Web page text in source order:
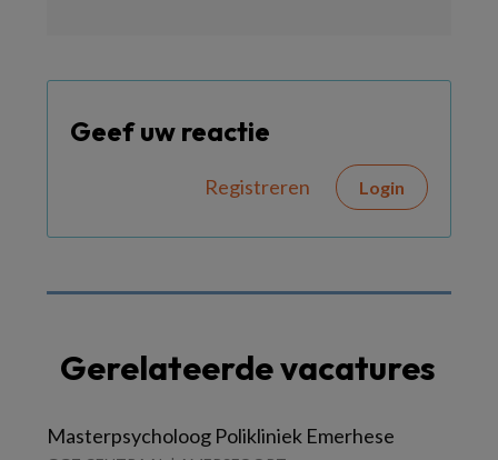
Geef uw reactie
Registreren Login
Gerelateerde vacatures
Masterpsycholoog Polikliniek Emerhese